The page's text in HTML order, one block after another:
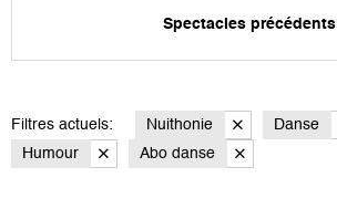
Spectacles précédents
Filtres actuels: Nuithonie
Danse
Humour
Abo danse